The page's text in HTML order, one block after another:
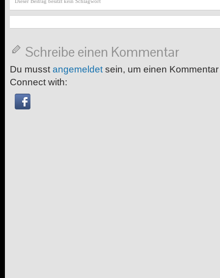
Schreibe einen Kommentar
Du musst angemeldet sein, um einen
Connect with: